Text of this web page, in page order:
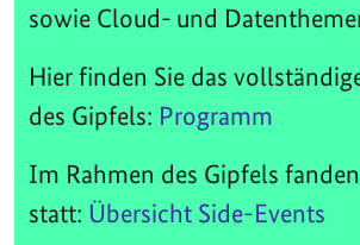
sowie Cloud- und
Hier finden Sie das
des Gipfels: Programm
Im Rahmen des Gipfels
statt: Übersicht Side-Events